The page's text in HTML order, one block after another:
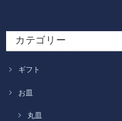
カテゴリー
ギフト
お皿
丸皿